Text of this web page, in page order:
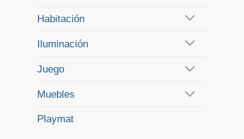
Habitación
Iluminación
Juego
Muebles
Playmat